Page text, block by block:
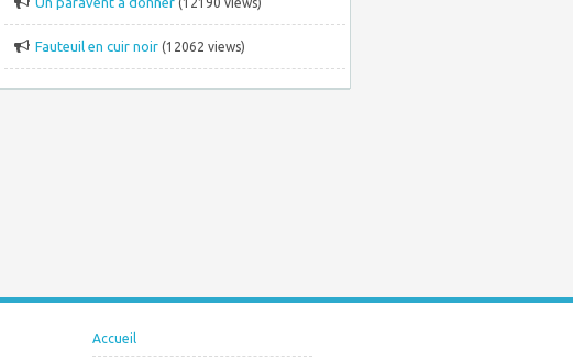
Fauteuil en cuir noir (12062 views)
Accueil